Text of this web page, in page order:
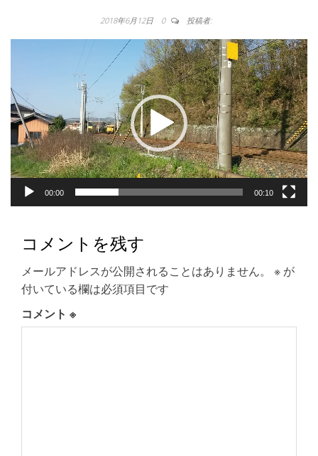
2018年6月12日 0 投稿者:
レ
ー
ヤ
ー
00:00 00:10
コメントを残す
メールアドレスが公開されることはありません。 ※ が
付いている欄は必須項目です
コメント ※